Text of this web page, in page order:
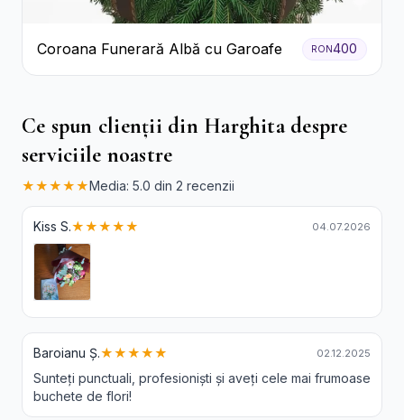
Coroana Funerară Albă cu Garoafe RON400
Ce spun clienții din Harghita despre
serviciile noastre
★★★★★Media: 5.0 din 2 recenzii
Kiss S.★★★★★ 04.07.2026
Baroianu Ș.★★★★★ 02.12.2025
Sunteți punctuali, profesioniști și aveți cele mai frumoase
buchete de flori!